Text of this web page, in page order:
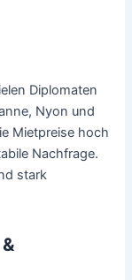
Diplomaten
Nyon und
Mietpreise hoch
Nachfrage.
stark